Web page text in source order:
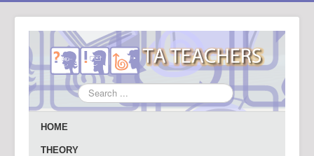
Search
...
HOME
THEORY